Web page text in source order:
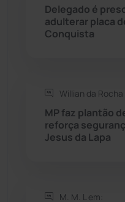
Rio do Pires
Seabra
Sebastião
Sudoeste Baiano
Delegado é
adulterar placa
Conquista
Willian da
MP faz plantão
reforça
Jesus da Lapa
M. M. L em: